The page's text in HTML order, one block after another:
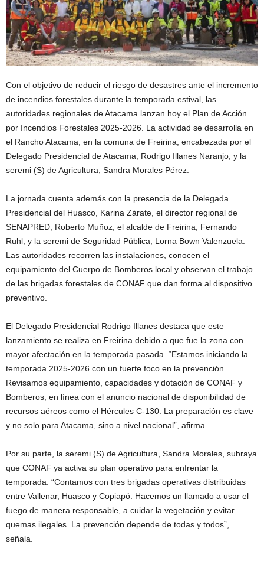
Con el objetivo de reducir el riesgo de desastres ante el incremento
de incendios forestales durante la temporada estival, las
autoridades regionales de Atacama lanzan hoy el Plan de Acción
por Incendios Forestales 2025-2026. La actividad se desarrolla en
el Rancho Atacama, en la comuna de Freirina, encabezada por el
Delegado Presidencial de Atacama, Rodrigo Illanes Naranjo, y la
seremi (S) de Agricultura, Sandra Morales Pérez.
La jornada cuenta además con la presencia de la Delegada
Presidencial del Huasco, Karina Zárate, el director regional de
SENAPRED, Roberto Muñoz, el alcalde de Freirina, Fernando
Ruhl, y la seremi de Seguridad Pública, Lorna Bown Valenzuela.
Las autoridades recorren las instalaciones, conocen el
equipamiento del Cuerpo de Bomberos local y observan el trabajo
de las brigadas forestales de CONAF que dan forma al dispositivo
preventivo.
El Delegado Presidencial Rodrigo Illanes destaca que este
lanzamiento se realiza en Freirina debido a que fue la zona con
mayor afectación en la temporada pasada. “Estamos iniciando la
temporada 2025-2026 con un fuerte foco en la prevención.
Revisamos equipamiento, capacidades y dotación de CONAF y
Bomberos, en línea con el anuncio nacional de disponibilidad de
recursos aéreos como el Hércules C-130. La preparación es clave
y no solo para Atacama, sino a nivel nacional”, afirma.
Por su parte, la seremi (S) de Agricultura, Sandra Morales, subraya
que CONAF ya activa su plan operativo para enfrentar la
temporada. “Contamos con tres brigadas operativas distribuidas
entre Vallenar, Huasco y Copiapó. Hacemos un llamado a usar el
fuego de manera responsable, a cuidar la vegetación y evitar
quemas ilegales. La prevención depende de todas y todos”,
señala.